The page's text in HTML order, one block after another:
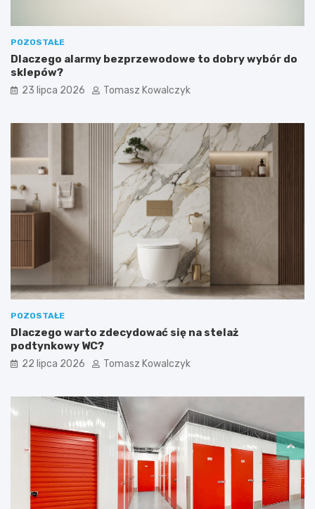
POZOSTAŁE
Dlaczego alarmy bezprzewodowe to dobry wybór do
sklepów?
23 lipca 2026 Tomasz Kowalczyk
POZOSTAŁE
Dlaczego warto zdecydować się na stelaż
podtynkowy WC?
22 lipca 2026 Tomasz Kowalczyk